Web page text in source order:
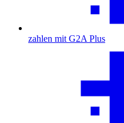
zahlen mit G2A Plus